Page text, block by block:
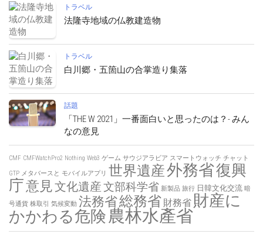
トラベル
法隆寺地域の仏教建造物
トラベル
白川郷・五箇山の合掌造り集落
話題
「THE W 2021」一番面白いと思ったのは？- みん
なの意見
CMF CMFWatchPro2 Nothing Web3 ゲーム サウジアラビア スマートウォッチ チャット
GTP メタバースと モバイルアプリ 世界遺産外務省復興
庁意見文化遺産文部科学省 新製品 旅行 日韓文化交流 暗
号通貨 株取引 気候変動 法務省総務省 財務省 財産に
かかわる危険 農林水產省